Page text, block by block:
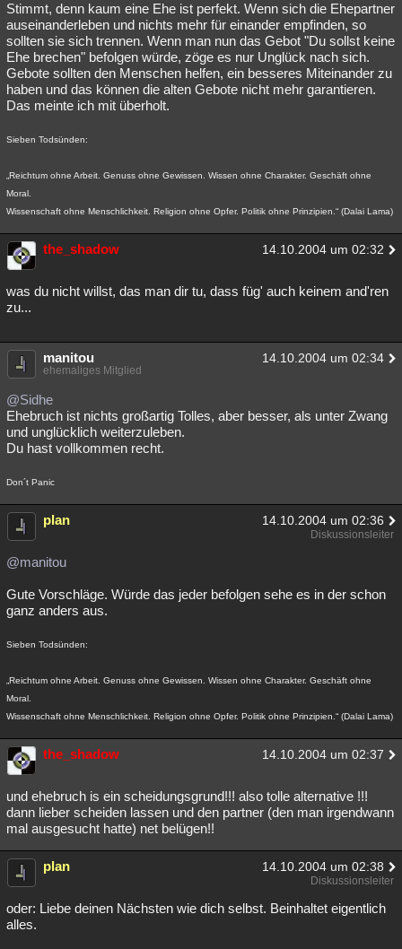
Stimmt, denn kaum eine Ehe ist perfekt. Wenn sich die Ehepartner
auseinanderleben und nichts mehr für einander empfinden, so
sollten sie sich trennen. Wenn man nun das Gebot "Du sollst keine
Ehe brechen" befolgen würde, zöge es nur Unglück nach sich.
Gebote sollten den Menschen helfen, ein besseres Miteinander zu
haben und das können die alten Gebote nicht mehr garantieren.
Das meinte ich mit überholt.
Sieben Todsünden:
„Reichtum ohne Arbeit. Genuss ohne Gewissen. Wissen ohne Charakter. Geschäft ohne
Moral.
Wissenschaft ohne Menschlichkeit. Religion ohne Opfer. Politik ohne Prinzipien.“ (Dalai Lama)
the_shadow 14.10.2004 um 02:32
was du nicht willst, das man dir tu, dass füg' auch keinem and'ren
zu...
manitou 14.10.2004 um 02:34
ehemaliges Mitglied
@Sidhe
Ehebruch ist nichts großartig Tolles, aber besser, als unter Zwang
und unglücklich weiterzuleben.
Du hast vollkommen recht.
Don´t Panic
plan 14.10.2004 um 02:36
Diskussionsleiter
@manitou
Gute Vorschläge. Würde das jeder befolgen sehe es in der schon
ganz anders aus.
Sieben Todsünden:
„Reichtum ohne Arbeit. Genuss ohne Gewissen. Wissen ohne Charakter. Geschäft ohne
Moral.
Wissenschaft ohne Menschlichkeit. Religion ohne Opfer. Politik ohne Prinzipien.“ (Dalai Lama)
the_shadow 14.10.2004 um 02:37
und ehebruch is ein scheidungsgrund!!! also tolle alternative !!!
dann lieber scheiden lassen und den partner (den man irgendwann
mal ausgesucht hatte) net belügen!!
plan 14.10.2004 um 02:38
Diskussionsleiter
oder: Liebe deinen Nächsten wie dich selbst. Beinhaltet eigentlich
alles.